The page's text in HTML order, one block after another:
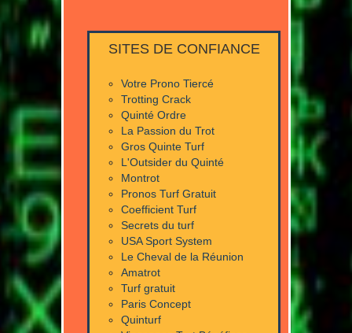
SITES DE CONFIANCE
Votre Prono Tiercé
Trotting Crack
Quinté Ordre
La Passion du Trot
Gros Quinte Turf
L'Outsider du Quinté
Montrot
Pronos Turf Gratuit
Coefficient Turf
Secrets du turf
USA Sport System
Le Cheval de la Réunion
Amatrot
Turf gratuit
Paris Concept
Quinturf